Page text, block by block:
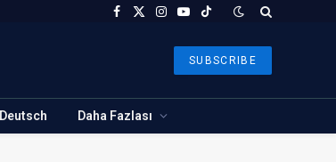
Facebook
X
Instagram
YouTubeTikTok
SUBSCRIBE
Deutsch Daha Fazlası